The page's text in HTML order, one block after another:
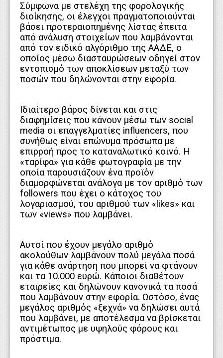
Σύμφωνα με στελέχη της φορολογικής
διοίκησης, οι έλεγχοι πραγματοποιούνται
βάσει προτεραιοπημένης λίστας έπειτα
από ανάλυση στοιχείων που λαμβάνονται
από τον ειδικό αλγόριθμο της ΑΑΔΕ, ο
οποίος μέσω διασταυρώσεων οδηγεί στον
εντοπισμό των αποκλίσεων μεταξύ των
ποσών που δηλώνονται στην εφορία.
Ιδιαίτερο βάρος δίνεται και στις
διαφημίσεις που κάνουν μέσω των social
media οι επαγγελματίες influencers, που
συνήθως είναι επώνυμα πρόσωπα με
επιρροή προς το καταναλωτικό κοινό. Η
«ταρίφα» για κάθε φωτογραφία με την
οποία παρουσιάζουν ένα προϊόν
διαμορφώνεται ανάλογα με τον αριθμό των
followers που έχει ο κάτοχος του
λογαριασμού, του αριθμού των «likes» και
των «views» που λαμβάνει.
Αυτοί που έχουν μεγάλο αριθμό
ακολούθων λαμβάνουν πολύ μεγάλα ποσά
για κάθε ανάρτηση που μπορεί να φτάνουν
και τα 10.000 ευρώ. Κάποιοι διαθέτουν
εταιρείες και δηλώνουν κανονικά τα ποσά
που λαμβάνουν στην εφορία. Ωστόσο, ένας
μεγάλος αριθμός «ξεχνά» να δηλώσει αυτά
που λαμβάνει, με αποτέλεσμα να βρίσκεται
αντιμέτωπος με υψηλούς φόρους και
πρόστιμα.